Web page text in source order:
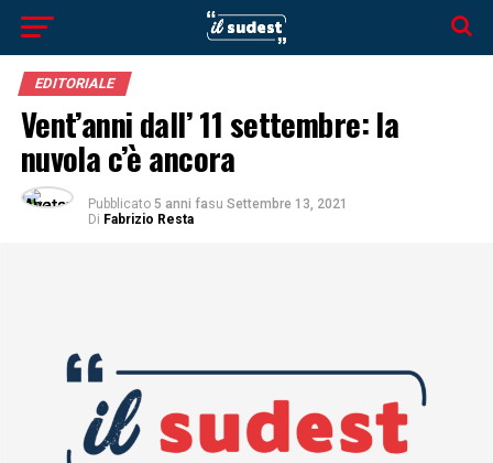
EDITORIALE
Vent’anni dall’ 11 settembre: la
nuvola c’è ancora
Pubblicato 5 anni fasu Settembre 13, 2021
Di Fabrizio Resta